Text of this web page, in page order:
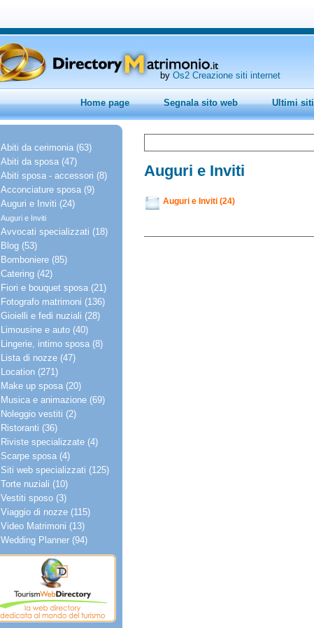
by Os2 Creazione siti internet
Home page Segnala sito web Ultimi
Abiti da cerimonia (63)
Abiti da sposa (47)
Abiti sposa - accessori (8)
Acconciature sposa (9)
Auguri e Inviti (24)
Auguri e Inviti
Avvocati specializzati (18)
Blog (53)
Bomboniere (85)
Catering (42)
Fiori e bouquet sposa (21)
Fotografo matrimoni (136)
Gioielli e fedi nuziali (28)
Limousine e auto (40)
Lingerie, intimo sposa (8)
Lista di nozze (47)
Location (271)
Make up sposa (20)
Musica e animazione (69)
Noleggio vestiti (2)
Ristoranti (36)
Riviste specializzate (4)
Scarpe sposa (4)
Siti web specializzati (125)
Torte nuziali (10)
Vestiti sposo (3)
Viaggio di nozze (115)
Video Matrimoni (13)
Wedding Planner (94)
Auguri e Inviti
Auguri e Inviti (24)